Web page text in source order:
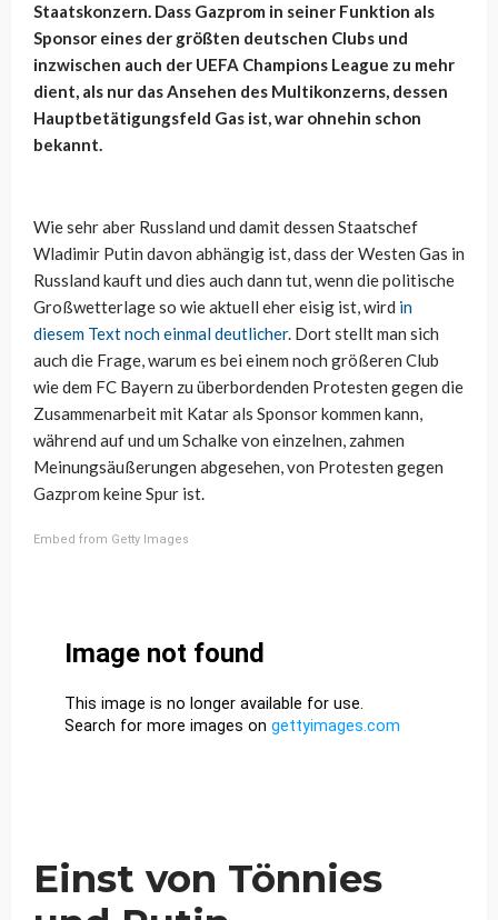
Staatskonzern. Dass Gazprom in seiner Funktion als
Sponsor eines der größten deutschen Clubs und
inzwischen auch der UEFA Champions League zu mehr
dient, als nur das Ansehen des Multikonzerns, dessen
Hauptbetätigungsfeld Gas ist, war ohnehin schon
bekannt.
Wie sehr aber Russland und damit dessen Staatschef
Wladimir Putin davon abhängig ist, dass der Westen Gas in
Russland kauft und dies auch dann tut, wenn die politische
Großwetterlage so wie aktuell eher eisig ist, wird in
diesem Text noch einmal deutlicher. Dort stellt man sich
auch die Frage, warum es bei einem noch größeren Club
wie dem FC Bayern zu überbordenden Protesten gegen die
Zusammenarbeit mit Katar als Sponsor kommen kann,
während auf und um Schalke von einzelnen, zahmen
Meinungsäußerungen abgesehen, von Protesten gegen
Gazprom keine Spur ist.
Embed from Getty Images
Einst von Tönnies